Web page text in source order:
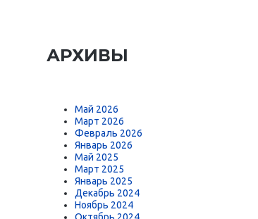
АРХИВЫ
Май 2026
Март 2026
Февраль 2026
Январь 2026
Май 2025
Март 2025
Январь 2025
Декабрь 2024
Ноябрь 2024